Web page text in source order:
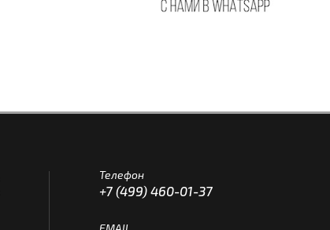
Телефон
+7 (499) 460-01-37